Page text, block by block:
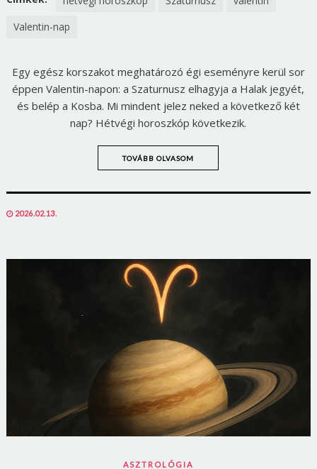
Valentin-nap
Egy egész korszakot meghatározó égi eseményre kerül sor
éppen Valentin-napon: a Szaturnusz elhagyja a Halak jegyét,
és belép a Kosba. Mi mindent jelez neked a következő két
nap? Hétvégi horoszkóp következik.
TOVÁBB OLVASOM
POSTED
2026.02.13.
ASZTROLÓGIA
Mégse Bejelentkezés